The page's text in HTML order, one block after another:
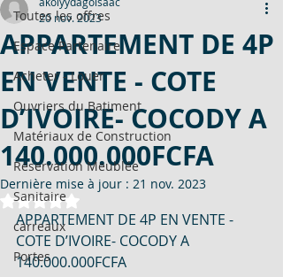
Toutes les offres
Espace Partenaire
Acheter - Louer
Ouvriers du Batiment
Matériaux de Construction
Réservation Meublée
Sanitaire
carreaux
Portes
APPARTEMENT DE 4P
EN VENTE - COTE
D’IVOIRE- COCODY A
140.000.000FCFA
20 nov. 2023
Dernière mise à jour : 21 nov. 2023
Noté NaN étoiles sur 5.
APPARTEMENT DE 4P EN VENTE -
COTE D’IVOIRE- COCODY A
140.000.000FCFA